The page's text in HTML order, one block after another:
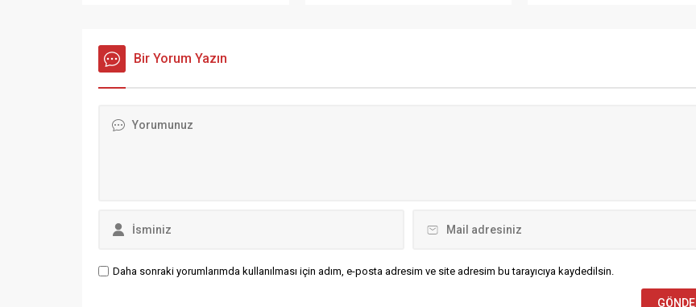
adli kontrol kararı verildi. Sulh Ceza
Hakimliği’nde tamamlanan
işlemlerin ardından Oğuzhan
Uğur’un yanı sıra Ersin Gökgün,
Emre Kartaloğlu, Hüseyin Küçük,...
gözde rotası haline geldi.
kameralarına yansıdı ve sosyal
Bir Yorum Yazın
Daha sonraki yorumlarımda kullanılması için adım, e-posta adresim ve site adresim bu tarayıcıya kaydedilsin.